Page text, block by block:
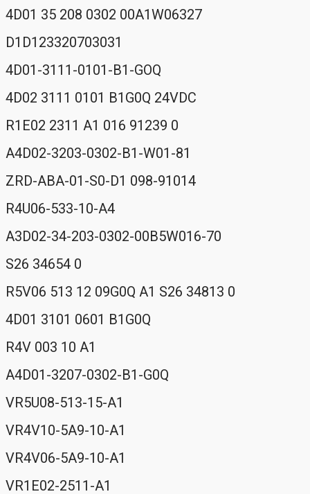
4D01 35 208 0302 00A1W06327
D1D123320703031
4D01-3111-0101-B1-GOQ
4D02 3111 0101 B1G0Q 24VDC
R1E02 2311 A1 016 91239 0
A4D02-3203-0302-B1-W01-81
ZRD-ABA-01-S0-D1 098-91014
R4U06-533-10-A4
A3D02-34-203-0302-00B5W016-70
S26 34654 0
R5V06 513 12 09G0Q A1 S26 34813 0
4D01 3101 0601 B1G0Q
R4V 003 10 A1
A4D01-3207-0302-B1-G0Q
VR5U08-513-15-A1
VR4V10-5A9-10-A1
VR4V06-5A9-10-A1
VR1E02-2511-A1